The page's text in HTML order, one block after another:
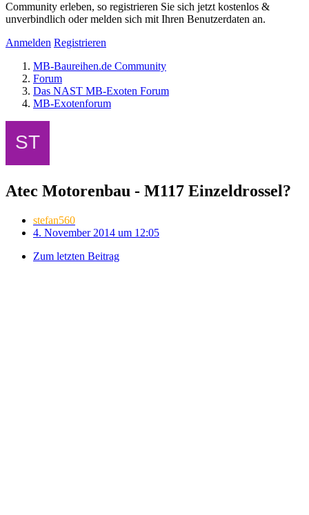
Community erleben, so registrieren Sie sich jetzt kostenlos &
unverbindlich oder melden sich mit Ihren Benutzerdaten an.
Anmelden Registrieren
MB-Baureihen.de Community
Forum
Das NAST MB-Exoten Forum
MB-Exotenforum
Atec Motorenbau - M117 Einzeldrossel?
stefan560
4. November 2014 um 12:05
Zum letzten Beitrag